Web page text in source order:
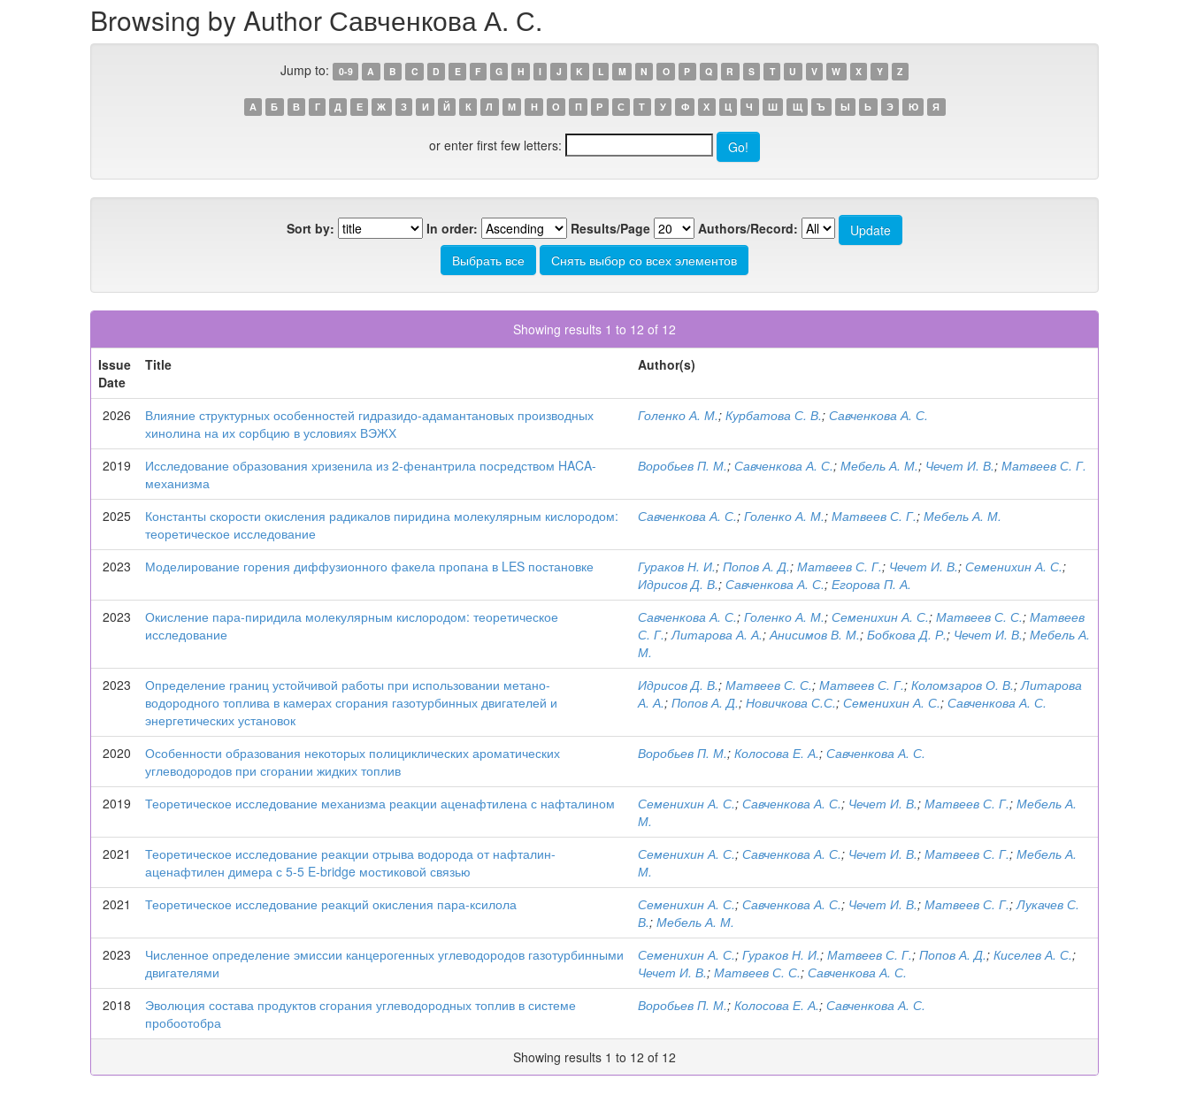
Browsing by Author Савченкова А. С.
Jump to: 0-9 A B C D E F G H I J K L M N O P Q R S T U V W X Y Z
А Б В Г Д Е Ж З И Й К Л М Н О П Р С Т У Ф Х Ц Ч Ш Щ Ъ Ы Ь Э Ю Я
or enter first few letters:
Sort by: In order: Results/Page Authors/Record:
Showing results 1 to 12 of 12
Issue
Date
Title Author(s)
2026
Влияние структурных особенностей гидразидо-адамантановых производных
хинолина на их сорбцию в условиях ВЭЖХ
Голенко А. М.; Курбатова С. В.; Савченкова А. С.
2019
Исследование образования хризенила из 2-фенантрила посредством HACA-
механизма
Воробьев П. М.; Савченкова А. С.; Мебель А. М.; Чечет И. В.; Матвеев С. Г.
2025
Константы скорости окисления радикалов пиридина молекулярным кислородом:
теоретическое исследование
Савченкова А. С.; Голенко А. М.; Матвеев С. Г.; Мебель А. М.
2023 Моделирование горения диффузионного факела пропана в LES постановке Гураков Н. И.; Попов А. Д.; Матвеев С. Г.; Чечет И. В.; Семенихин А. С.;
Идрисов Д. В.; Савченкова А. С.; Егорова П. А.
2023
Окисление пара-пиридила молекулярным кислородом: теоретическое
исследование
Савченкова А. С.; Голенко А. М.; Семенихин А. С.; Матвеев С. С.; Матвеев
С. Г.;Литарова А. А.;Анисимов В. М.; Бобкова Д. Р.; Чечет И. В.; Мебель А.
М.
2023
Определение границ устойчивой работы при использовании метано-
водородного топлива в камерах сгорания газотурбинных двигателей и
энергетических установок
Идрисов Д. В.; Матвеев С. С.; Матвеев С. Г.; Коломзаров О. В.;Литарова
А. А.; Попов А. Д.; Новичкова С.С.; Семенихин А. С.; Савченкова А. С.
2020
Особенности образования некоторых полициклических ароматических
углеводородов при сгорании жидких топлив
Воробьев П. М.; Колосова Е. А.; Савченкова А. С.
2019 Теоретическое исследование механизма реакции аценафтилена с нафталином Семенихин А. С.; Савченкова А. С.; Чечет И. В.; Матвеев С. Г.; Мебель А.
М.
2021
Теоретическое исследование реакции отрыва водорода от нафталин-
аценафтилен димера с 5-5 E-bridge мостиковой связью
Семенихин А. С.; Савченкова А. С.; Чечет И. В.; Матвеев С. Г.; Мебель А.
М.
2021
Теоретическое исследование реакций окисления пара-ксилола Семенихин А. С.; Савченкова А. С.; Чечет И. В.; Матвеев С. Г.;Лукачев С.
В.; Мебель А. М.
2023
Численное определение эмиссии канцерогенных углеводородов газотурбинными
двигателями
Семенихин А. С.; Гураков Н. И.; Матвеев С. Г.; Попов А. Д.; Киселев А. С.;
Чечет И. В.; Матвеев С. С.; Савченкова А. С.
2018
Эволюция состава продуктов сгорания углеводородных топлив в системе
пробоотобра
Воробьев П. М.; Колосова Е. А.; Савченкова А. С.
Showing results 1 to 12 of 12